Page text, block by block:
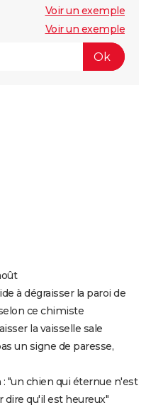
Voir un exemple
Voir un exemple
à dégraisser la paroi de
ce chimiste
la vaisselle sale
un signe de paresse,
: "un chien qui éternue n'est
dire qu'il est heureux"